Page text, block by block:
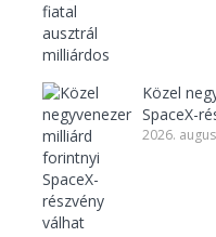
Közel
SpaceX-
2026.